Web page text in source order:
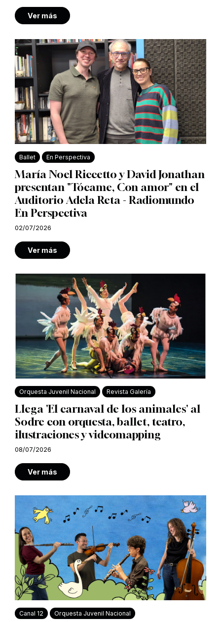
Ver más
Ballet En Perspectiva
María Noel Riccetto y David Jonathan
presentan "Tócame, Con amor" en el
Auditorio Adela Reta - Radiomundo
En Perspectiva
02/07/2026
Ver más
Orquesta Juvenil Nacional Revista Galería
Llega 'El carnaval de los animales' al
Sodre con orquesta, ballet, teatro,
ilustraciones y videomapping
08/07/2026
Ver más
Canal 12 Orquesta Juvenil Nacional